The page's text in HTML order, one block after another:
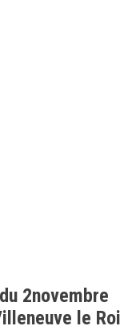
2novembre
le Roi